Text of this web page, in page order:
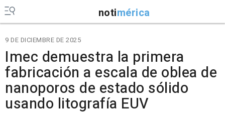
notimérica
9 DE DICIEMBRE DE 2025
Imec demuestra la primera
fabricación a escala de oblea de
nanoporos de estado sólido
usando litografía EUV